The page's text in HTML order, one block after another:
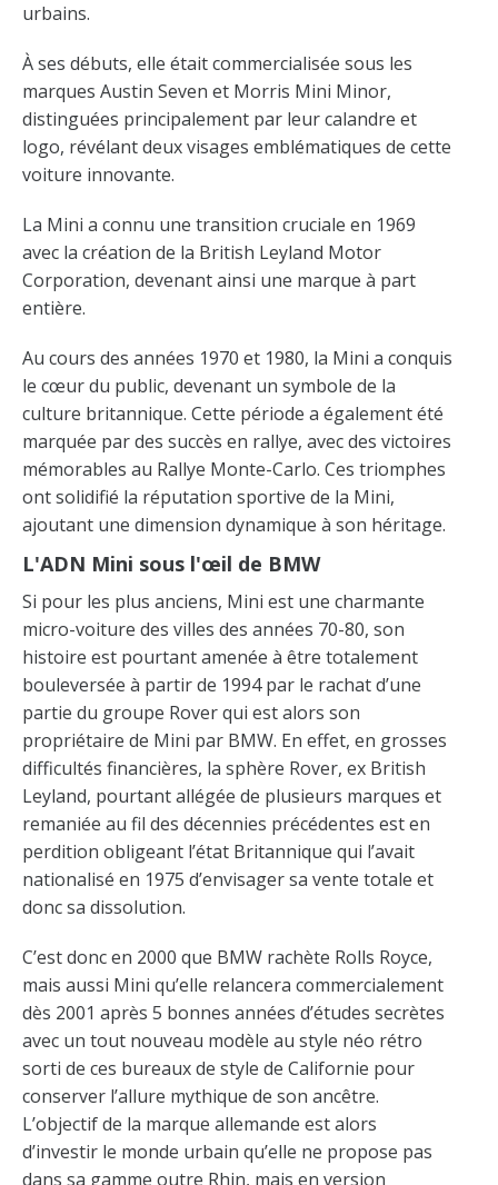
urbains.
À ses débuts, elle était commercialisée sous les
marques Austin Seven et Morris Mini Minor,
distinguées principalement par leur calandre et
logo, révélant deux visages emblématiques de cette
voiture innovante.
La Mini a connu une transition cruciale en 1969
avec la création de la British Leyland Motor
Corporation, devenant ainsi une marque à part
entière.
Au cours des années 1970 et 1980, la Mini a conquis
le cœur du public, devenant un symbole de la
culture britannique. Cette période a également été
marquée par des succès en rallye, avec des victoires
mémorables au Rallye Monte-Carlo. Ces triomphes
ont solidifié la réputation sportive de la Mini,
ajoutant une dimension dynamique à son héritage.
L'ADN Mini sous l'œil de BMW
Si pour les plus anciens, Mini est une charmante
micro-voiture des villes des années 70-80, son
histoire est pourtant amenée à être totalement
bouleversée à partir de 1994 par le rachat d’une
partie du groupe Rover qui est alors son
propriétaire de Mini par BMW. En effet, en grosses
difficultés financières, la sphère Rover, ex British
Leyland, pourtant allégée de plusieurs marques et
remaniée au fil des décennies précédentes est en
perdition obligeant l’état Britannique qui l’avait
nationalisé en 1975 d’envisager sa vente totale et
donc sa dissolution.
C’est donc en 2000 que BMW rachète Rolls Royce,
mais aussi Mini qu’elle relancera commercialement
dès 2001 après 5 bonnes années d’études secrètes
avec un tout nouveau modèle au style néo rétro
sorti de ces bureaux de style de Californie pour
conserver l’allure mythique de son ancêtre.
L’objectif de la marque allemande est alors
d’investir le monde urbain qu’elle ne propose pas
dans sa gamme outre Rhin, mais en version